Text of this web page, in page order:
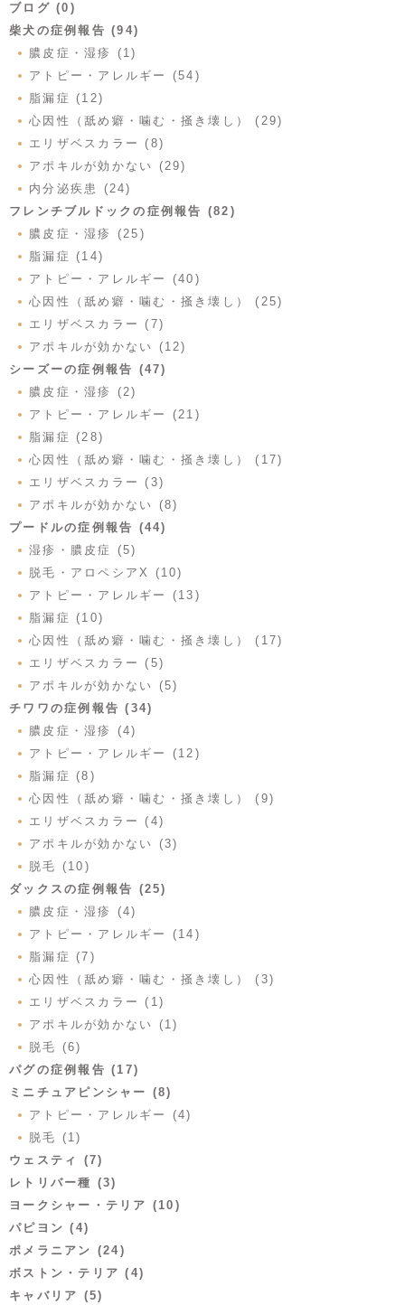
ブログ (0)
柴犬の症例報告 (94)
膿皮症・湿疹 (1)
アトピー・アレルギー (54)
脂漏症 (12)
心因性（舐め癖・噛む・掻き壊し） (29)
エリザベスカラー (8)
アポキルが効かない (29)
内分泌疾患 (24)
フレンチブルドックの症例報告 (82)
膿皮症・湿疹 (25)
脂漏症 (14)
アトピー・アレルギー (40)
心因性（舐め癖・噛む・掻き壊し） (25)
エリザベスカラー (7)
アポキルが効かない (12)
シーズーの症例報告 (47)
膿皮症・湿疹 (2)
アトピー・アレルギー (21)
脂漏症 (28)
心因性（舐め癖・噛む・掻き壊し） (17)
エリザベスカラー (3)
アポキルが効かない (8)
プードルの症例報告 (44)
湿疹・膿皮症 (5)
脱毛・アロペシアX (10)
アトピー・アレルギー (13)
脂漏症 (10)
心因性（舐め癖・噛む・掻き壊し） (17)
エリザベスカラー (5)
アポキルが効かない (5)
チワワの症例報告 (34)
膿皮症・湿疹 (4)
アトピー・アレルギー (12)
脂漏症 (8)
心因性（舐め癖・噛む・掻き壊し） (9)
エリザベスカラー (4)
アポキルが効かない (3)
脱毛 (10)
ダックスの症例報告 (25)
膿皮症・湿疹 (4)
アトピー・アレルギー (14)
脂漏症 (7)
心因性（舐め癖・噛む・掻き壊し） (3)
エリザベスカラー (1)
アポキルが効かない (1)
脱毛 (6)
パグの症例報告 (17)
ミニチュアピンシャー (8)
アトピー・アレルギー (4)
脱毛 (1)
ウェスティ (7)
レトリバー種 (3)
ヨークシャー・テリア (10)
パピヨン (4)
ポメラニアン (24)
ボストン・テリア (4)
キャバリア (5)